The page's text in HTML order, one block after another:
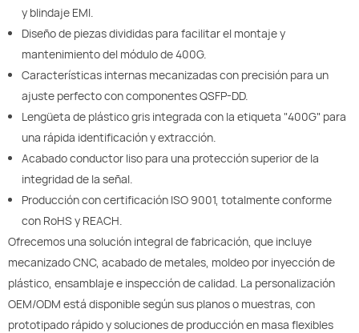
y blindaje EMI.
Diseño de piezas divididas para facilitar el montaje y
mantenimiento del módulo de 400G.
Características internas mecanizadas con precisión para un
ajuste perfecto con componentes QSFP-DD.
Lengüeta de plástico gris integrada con la etiqueta "400G" para
una rápida identificación y extracción.
Acabado conductor liso para una protección superior de la
integridad de la señal.
Producción con certificación ISO 9001, totalmente conforme
con RoHS y REACH.
Ofrecemos una solución integral de fabricación, que incluye
mecanizado CNC, acabado de metales, moldeo por inyección de
plástico, ensamblaje e inspección de calidad. La personalización
OEM/ODM está disponible según sus planos o muestras, con
prototipado rápido y soluciones de producción en masa flexibles